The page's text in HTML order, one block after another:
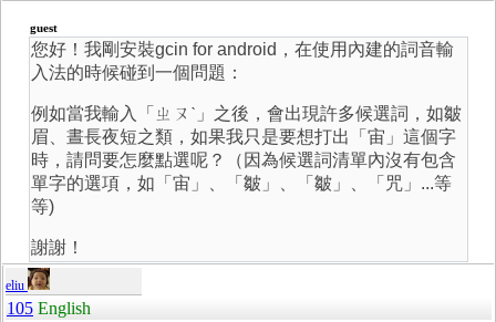
guest
您好！我剛安裝gcin for android，在使用內建的詞音輸
入法的時候碰到一個問題：
例如當我輸入「ㄓㄡˋ」之後，會出現許多候選詞，如皺
眉、晝長夜短之類，如果我只是要想打出「宙」這個字
時，請問要怎麼點選呢？（因為候選詞清單內沒有包含
單字的選項，如「宙」、「皺」、「皺」、「咒」...等
等)
謝謝！
eliu
105 English